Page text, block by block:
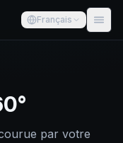
Français
par votre